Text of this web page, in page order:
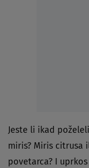
Jeste li ikad
miris? Miris citrusa
povetarca? I